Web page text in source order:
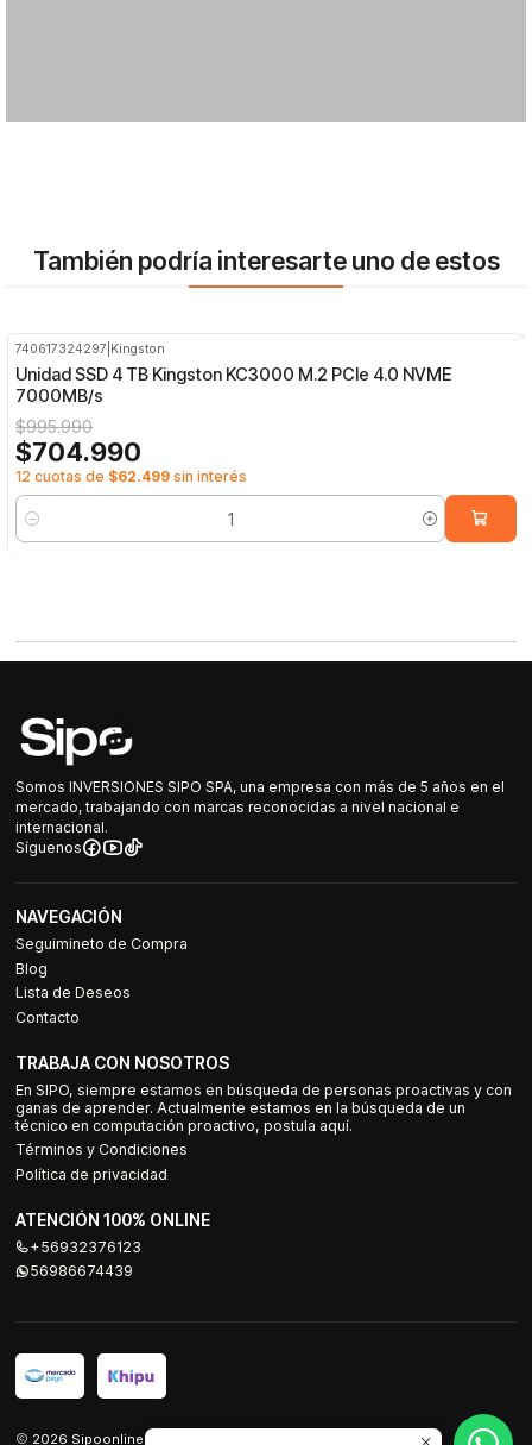
También podría interesarte uno de estos
740617324297 Kingston
Unidad SSD 4 TB Kingston KC3000 M.2 PCIe 4.0 NVME
7000MB/s
$995.990
$704.990
12 cuotas de $62.499 sin interés
Cantidad
Somos INVERSIONES SIPO SPA, una empresa con más de 5 años en el
mercado, trabajando con marcas reconocidas a nivel nacional e
internacional.
Síguenos
NAVEGACIÓN
Seguimineto de Compra
Blog
Lista de Deseos
Contacto
TRABAJA CON NOSOTROS
En SIPO, siempre estamos en búsqueda de personas proactivas y con
ganas de aprender. Actualmente estamos en la búsqueda de un
técnico en computación proactivo, postula aquí.
Términos y Condiciones
Política de privacidad
ATENCIÓN 100% ONLINE
+56932376123
56986674439
2026 Sipoonline.